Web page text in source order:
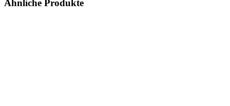
Ähnliche Produkte